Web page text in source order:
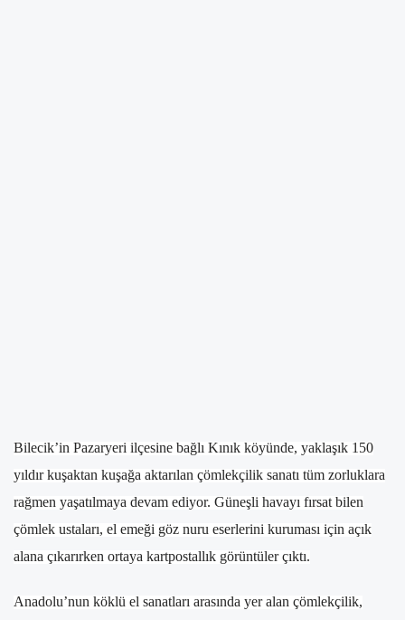
Bilecik’in Pazaryeri ilçesine bağlı Kınık köyünde, yaklaşık 150
yıldır kuşaktan kuşağa aktarılan çömlekçilik sanatı tüm zorluklara
rağmen yaşatılmaya devam ediyor. Güneşli havayı fırsat bilen
çömlek ustaları, el emeği göz nuru eserlerini kuruması için açık
alana çıkarırken ortaya kartpostallık görüntüler çıktı.
Anadolu’nun köklü el sanatları arasında yer alan çömlekçilik,